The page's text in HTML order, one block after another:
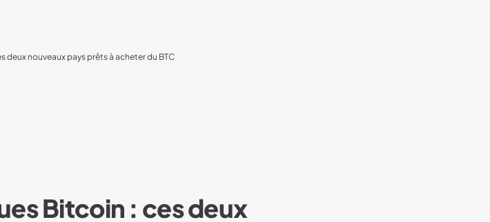
deux nouveaux pays prêts à acheter du BTC
Bitcoin : ces deux